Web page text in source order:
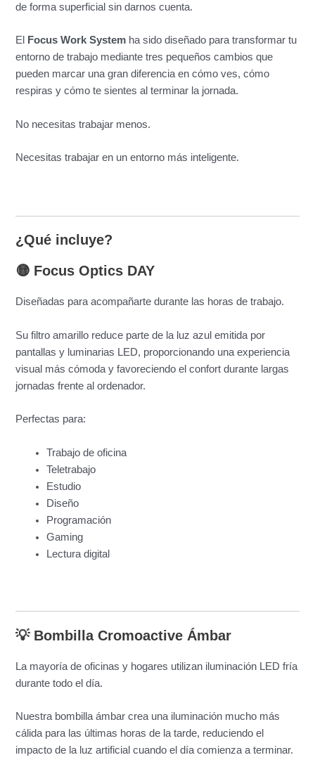
de forma superficial sin darnos cuenta.
El Focus Work System ha sido diseñado para transformar tu
entorno de trabajo mediante tres pequeños cambios que
pueden marcar una gran diferencia en cómo ves, cómo
respiras y cómo te sientes al terminar la jornada.
No necesitas trabajar menos.
Necesitas trabajar en un entorno más inteligente.
¿Qué incluye?
🟡 Focus Optics DAY
Diseñadas para acompañarte durante las horas de trabajo.
Su filtro amarillo reduce parte de la luz azul emitida por
pantallas y luminarias LED, proporcionando una experiencia
visual más cómoda y favoreciendo el confort durante largas
jornadas frente al ordenador.
Perfectas para:
Trabajo de oficina
Teletrabajo
Estudio
Diseño
Programación
Gaming
Lectura digital
💡 Bombilla Cromoactive Ámbar
La mayoría de oficinas y hogares utilizan iluminación LED fría
durante todo el día.
Nuestra bombilla ámbar crea una iluminación mucho más
cálida para las últimas horas de la tarde, reduciendo el
impacto de la luz artificial cuando el día comienza a terminar.